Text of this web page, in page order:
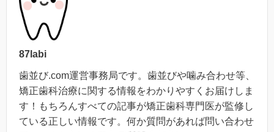
87labi
歯並び.com運営事務局です。歯並びや噛み合わせ等、
矯正歯科治療に関する情報をわかりやすくお届けしま
す！もちろんすべての記事が矯正歯科専門医が監修し
ている正しい情報です。何か質問があれば問い合わせ